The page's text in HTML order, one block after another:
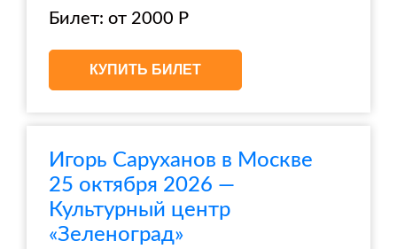
Билет: от 2000 Р
КУПИТЬ БИЛЕТ
Игорь Саруханов в Москве
25 октября 2026 —
Культурный центр
«Зеленоград»